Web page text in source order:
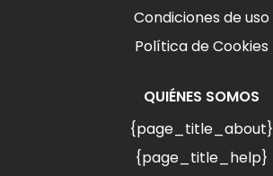
Condiciones de uso
Política de Cookies
QUIÉNES SOMOS
{page_title_about}
{page_title_help}